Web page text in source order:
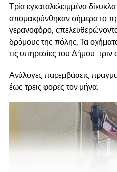
Τρία εγκαταλελειμμένα
απομακρύνθηκαν σήμερα το
γερανοφόρο,
δρόμους της πόλης. Τα
τις υπηρεσίες του Δήμου πριν
Ανάλογες παρεμβάσεις
έως τρεις φορές τον μήνα.